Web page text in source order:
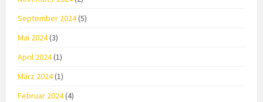
September 2024(5)
Mai 2024(3)
April 2024(1)
März 2024(1)
Februar 2024(4)